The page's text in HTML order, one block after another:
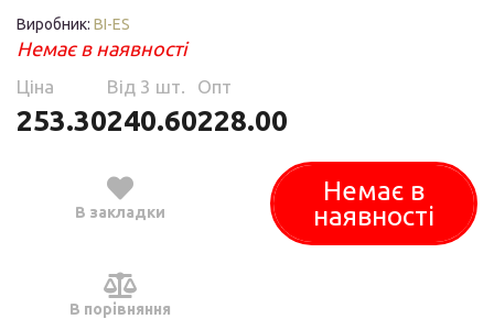
Виробник: BI-ES
Немає в наявності
Ціна
253.30
Від 3 шт.
240.60
Опт
228.00
В закладки
В порівняння
Немає в
наявності